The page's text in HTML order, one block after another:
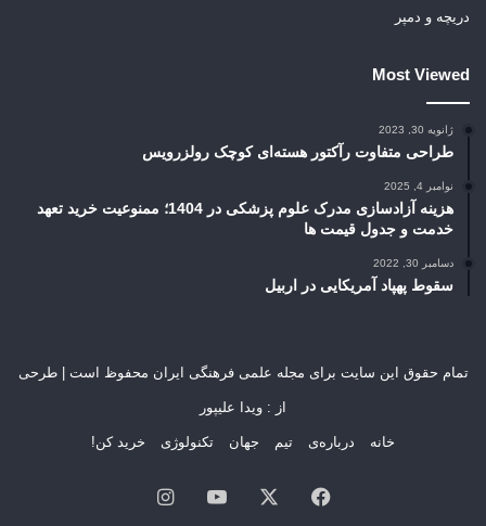
دریچه و دمپر
Most Viewed
ژانویه 30, 2023
طراحی متفاوت رآکتور هسته‌ای کوچک رولزرویس
نوامبر 4, 2025
هزینه آزادسازی مدرک علوم پزشکی در 1404؛ ممنوعیت خرید تعهد
خدمت و جدول قیمت ها
دسامبر 30, 2022
سقوط پهپاد آمریکایی در اربیل
تمام حقوق این سایت برای مجله علمی فرهنگی ایران محفوظ است | طرحی
از : ویدا علیپور
خانه درباره‌ی تیم جهان تکنولوژی خرید کن!
فیسبوک ایکس یوتیوباینستاگرام